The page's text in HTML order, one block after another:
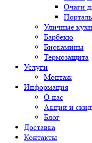
Очаги
Уличные
Барбекю
Биокамины
Термозащита
Услуги
Монтаж
Информация
О нас
Акции и
Блог
Доставка
Контакты